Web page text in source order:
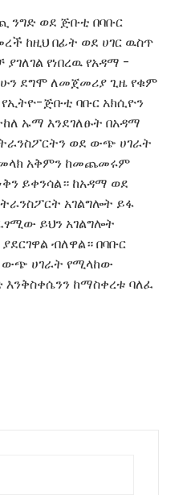
ንግድ ወደ ጅቡቲ በባቡር
ከዚህ በፊት ወደ ሀገር ዉስጥ
የነበረዉ የአዳማ -
ደግሞ ለመጀመሪያ ጊዜ የቁም
ጅቡቲ ባቡር አክሲዮን
ኡማ እንደገለፁት በአዳማ
ወደ ውጭ ሀገራት
አቅምን ከመጨመሩም
ይቀንሳል። ከአዳማ ወደ
አገልግሎት ይፋ
ይህን አገልግሎት
ብለዋል። በባቡር
ሀገራት የሚላከው
እንቅስቀሴንን ከማስቀረቱ ባለፈ